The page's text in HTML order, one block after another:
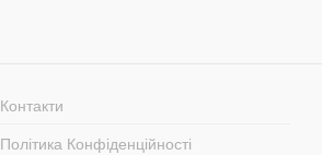
Контакти
Політика Конфіденційності